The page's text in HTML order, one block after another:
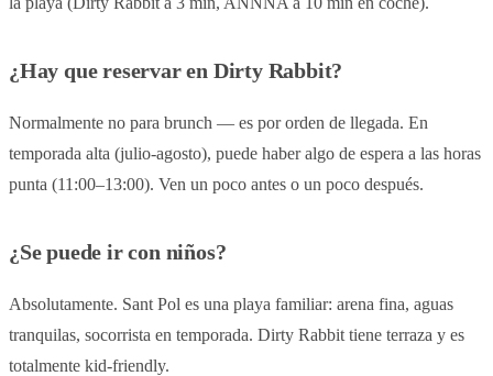
¿Hay que reservar en Dirty Rabbit?
Normalmente no para brunch — es por orden de llegada. En
temporada alta (julio-agosto), puede haber algo de espera a las horas
punta (11:00–13:00). Ven un poco antes o un poco después.
¿Se puede ir con niños?
Absolutamente. Sant Pol es una playa familiar: arena fina, aguas
tranquilas, socorrista en temporada. Dirty Rabbit tiene terraza y es
totalmente kid-friendly.